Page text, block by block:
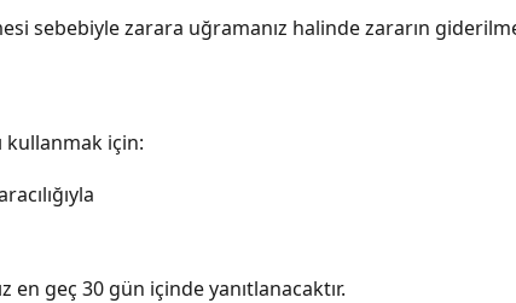
sebebiyle zarara uğramanız halinde zararın
kullanmak için:
en geç 30 gün içinde yanıtlanacaktır.